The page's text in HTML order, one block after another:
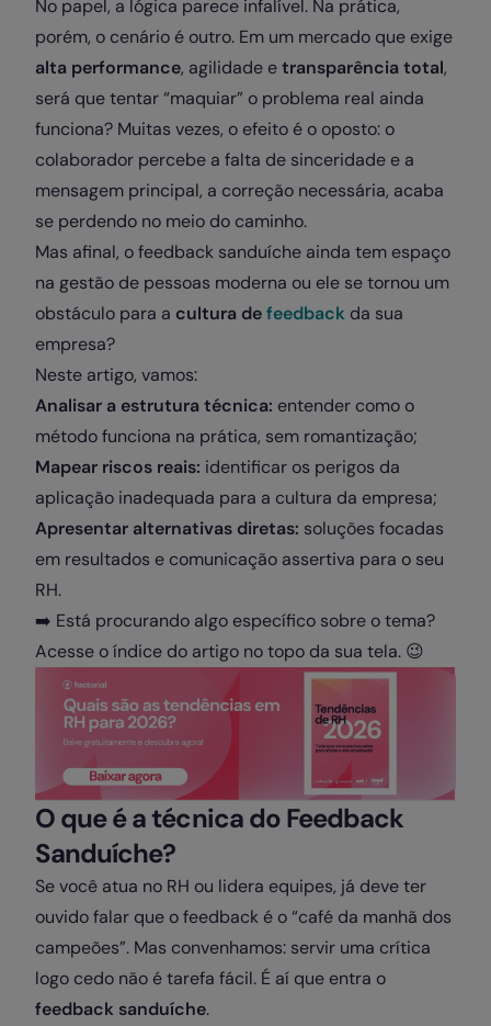
No papel, a lógica parece infalível. Na prática,
porém, o cenário é outro. Em um mercado que exige
alta performance, agilidade etransparência total,
será que tentar “maquiar” o problema real ainda
funciona? Muitas vezes, o efeito é o oposto: o
colaborador percebe a falta de sinceridade e a
mensagem principal, a correção necessária, acaba
se perdendo no meio do caminho.
Mas afinal, o feedback sanduíche ainda tem espaço
na gestão de pessoas moderna ou ele se tornou um
obstáculo para a cultura defeedback da sua
empresa?
Neste artigo, vamos:
Analisar a estrutura técnica: entender como o
método funciona na prática, sem romantização;
Mapear riscos reais: identificar os perigos da
aplicação inadequada para a cultura da empresa;
Apresentar alternativas diretas: soluções focadas
em resultados e comunicação assertiva para o seu
RH.
➡️ Está procurando algo específico sobre o tema?
Acesse o índice do artigo no topo da sua tela. 😉
O que é a técnica do Feedback
Sanduíche?
Se você atua no RH ou lidera equipes, já deve ter
ouvido falar que o feedback é o “café da manhã dos
campeões”. Mas convenhamos: servir uma crítica
logo cedo não é tarefa fácil. É aí que entra o
feedback sanduíche.